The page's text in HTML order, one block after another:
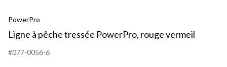
PowerPro
Ligne à pêche tressée PowerPro, rouge vermeil
#077-0056-6